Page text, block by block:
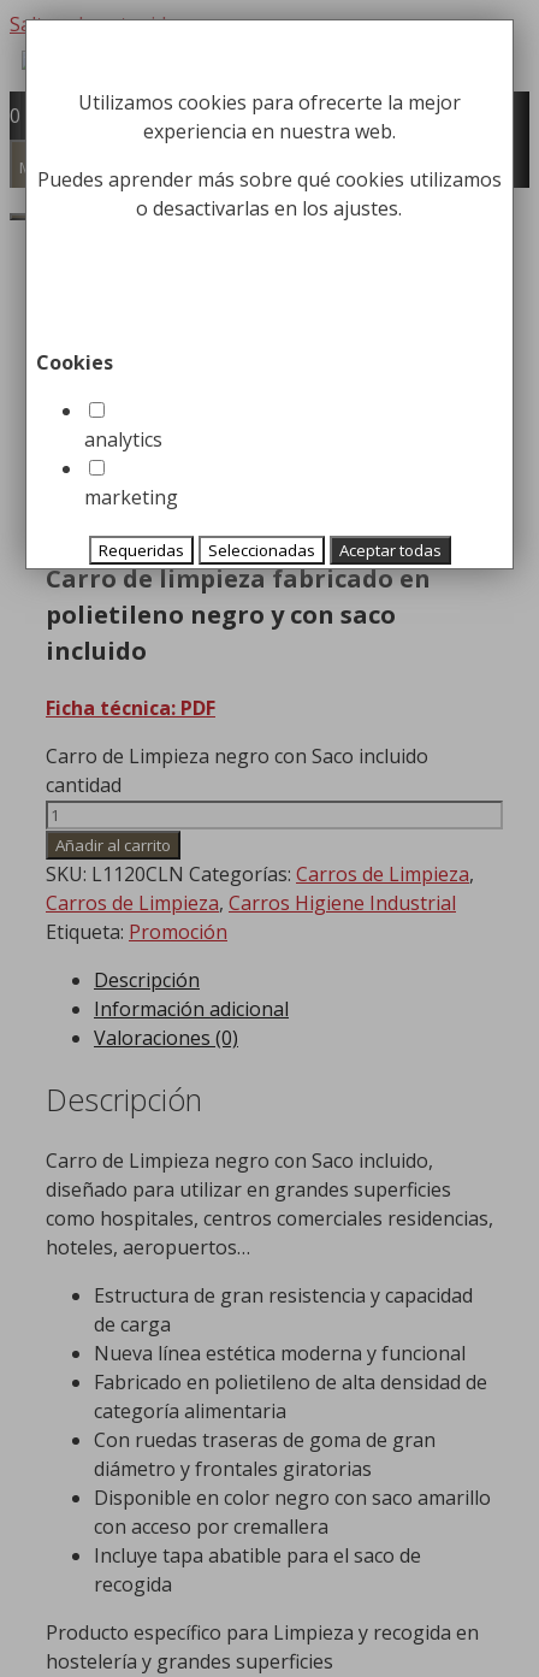
Saltar al contenido
Fabricación y comercialización de
equipamiento para la higiene industrial
Búsqueda de productos
0
Menú
Carro de Limpieza negro
con Saco incluido
Carro de limpieza fabricado en
polietileno negro y con saco
incluido
Ficha técnica: PDF
Carro de Limpieza negro con Saco incluido
cantidad
Añadir al carrito
SKU: L1120CLN Categorías: Carros de Limpieza,
Carros de Limpieza, Carros Higiene Industrial
Etiqueta: Promoción
Descripción
Información adicional
Valoraciones (0)
Descripción
Carro de Limpieza negro con Saco incluido,
diseñado para utilizar en grandes superficies
como hospitales, centros comerciales residencias,
hoteles, aeropuertos…
Estructura de gran resistencia y capacidad
de carga
Nueva línea estética moderna y funcional
Fabricado en polietileno de alta densidad de
categoría alimentaria
Con ruedas traseras de goma de gran
diámetro y frontales giratorias
Disponible en color negro con saco amarillo
con acceso por cremallera
Incluye tapa abatible para el saco de
recogida
Producto específico para Limpieza y recogida en
hostelería y grandes superficies
Utilizamos cookies para ofrecerte la mejor
experiencia en nuestra web.
Puedes aprender más sobre qué cookies utilizamos
o desactivarlas en los ajustes.
Cookies
analytics
marketing
Requeridas Seleccionadas Aceptar todas